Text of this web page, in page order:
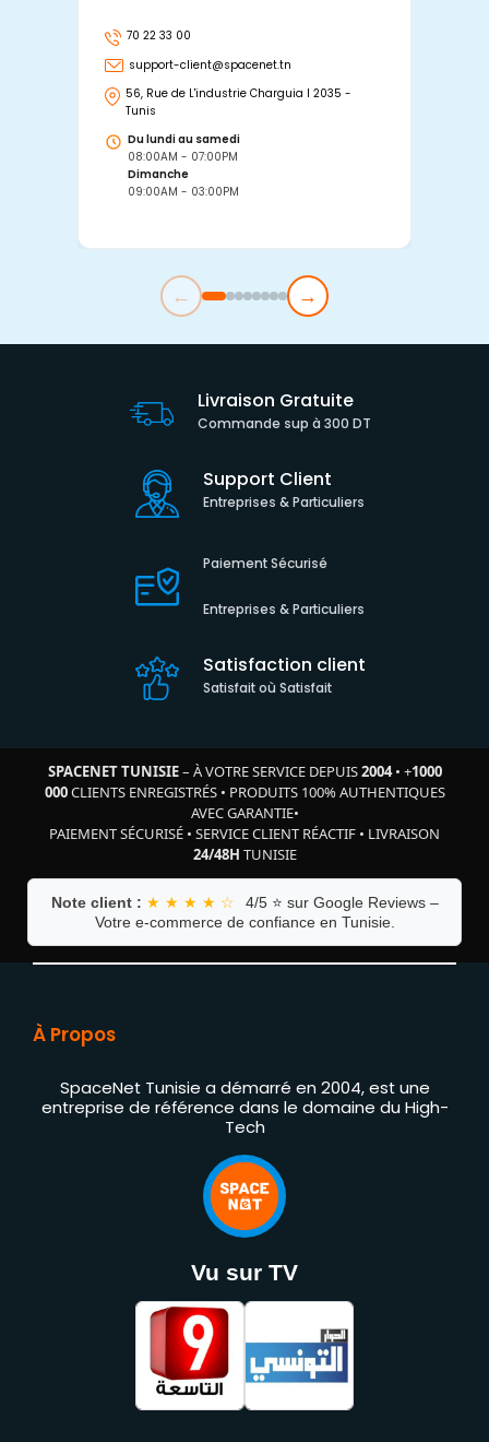
70 22 33 00
support-client@spacenet.tn
56, Rue de L'industrie Charguia I 2035 -
Tunis
Du lundi au samedi
08:00AM - 07:00PM
Dimanche
09:00AM - 03:00PM
← →
Livraison Gratuite
Commande sup à 300 DT
Support Client
Entreprises & Particuliers
Paiement Sécurisé
Entreprises & Particuliers
Satisfaction client
Satisfait où Satisfait
SPACENET TUNISIE– À VOTRE SERVICE DEPUIS2004• +1000
000CLIENTS ENREGISTRÉS• PRODUITS 100% AUTHENTIQUES
AVEC GARANTIE•
PAIEMENT SÉCURISÉ • SERVICE CLIENT RÉACTIF • LIVRAISON
24/48H TUNISIE
Note client : ★ ★ ★ ★ ☆
4/5 ⭐ sur Google Reviews –
Votre e-commerce de confiance en Tunisie.
À Propos
SpaceNet Tunisie a démarré en 2004, est une
entreprise de référence dans le domaine du High-
Tech
Vu sur TV